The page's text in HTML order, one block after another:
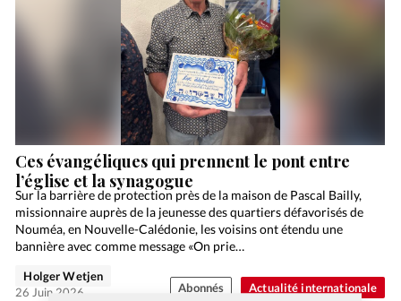
Actualité internationale
Ces évangéliques qui prennent le pont entre
l’église et la synagogue
Sur la barrière de protection près de la maison de Pascal Bailly,
missionnaire auprès de la jeunesse des quartiers défavorisés de
Nouméa, en Nouvelle-Calédonie, les voisins ont étendu une
bannière avec comme message «On prie…
Holger Wetjen
26 Juin 2026
Abonnés